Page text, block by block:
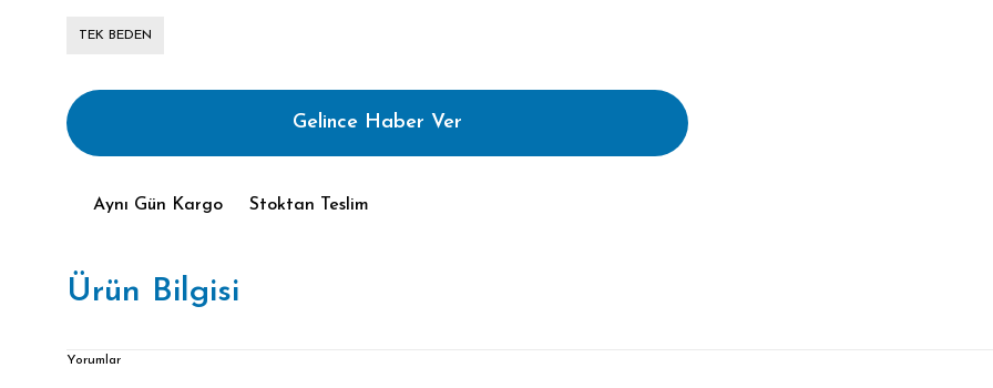
TEK BEDEN
Gelince Haber Ver
Aynı Gün Kargo Stoktan Teslim
Ürün Bilgisi
Yorumlar